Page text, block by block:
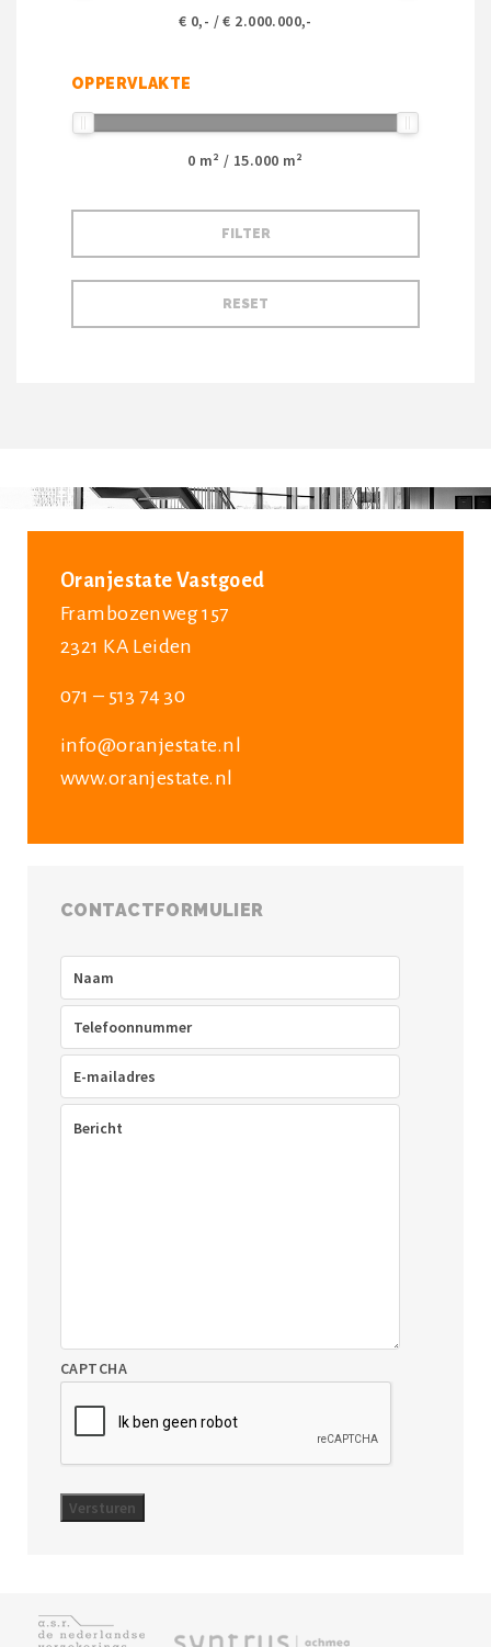
€ 0,- / € 2.000.000,-
OPPERVLAKTE
0 m² / 15.000 m²
Oranjestate Vastgoed
Frambozenweg 157
2321 KA Leiden
071 – 513 74 30
info@oranjestate.nl
www.oranjestate.nl
CONTACTFORMULIER
Telefoon
mailadres(Vereist)
CAPTCHA